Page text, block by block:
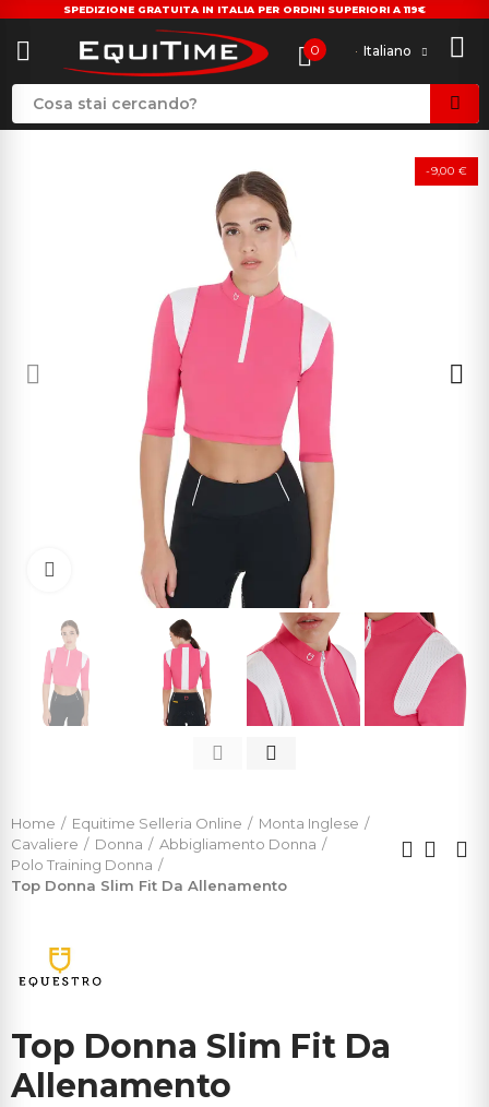
SPEDIZIONE GRATUITA IN ITALIA PER ORDINI SUPERIORI A 119€
0 Italiano
-9,00 €
Click to enlarge
Home Equitime Selleria Online
Monta Inglese
Cavaliere
Donna
Abbigliamento Donna
Polo Training Donna
Top Donna Slim Fit Da Allenamento
Top Donna Slim Fit Da
Allenamento